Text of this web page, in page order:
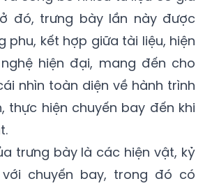
đó, trưng bày lần này được
phu, kết hợp giữa tài liệu, hiện
hiện đại, mang đến cho
nhìn toàn diện về hành trình
thực hiện chuyến bay đến khi
trưng bày là các hiện vật, kỷ
chuyến bay, trong đó có